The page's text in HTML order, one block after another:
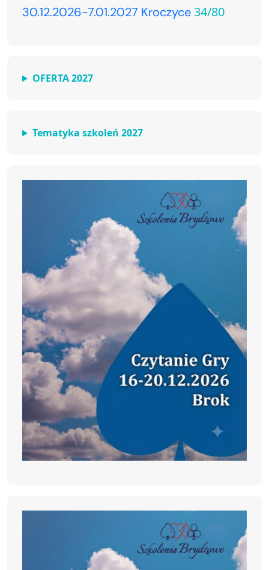
30.12.2026-7.01.2027 Kroczyce34/80
OFERTA 2027
Tematyka szkoleń 2027